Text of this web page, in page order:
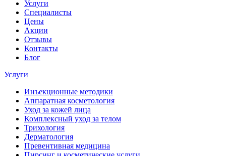
Услуги
Специалисты
Цены
Акции
Отзывы
Контакты
Блог
Услуги
Инъекционные методики
Аппаратная косметология
Уход за кожей лица
Комплексный уход за телом
Трихология
Дерматология
Превентивная медицина